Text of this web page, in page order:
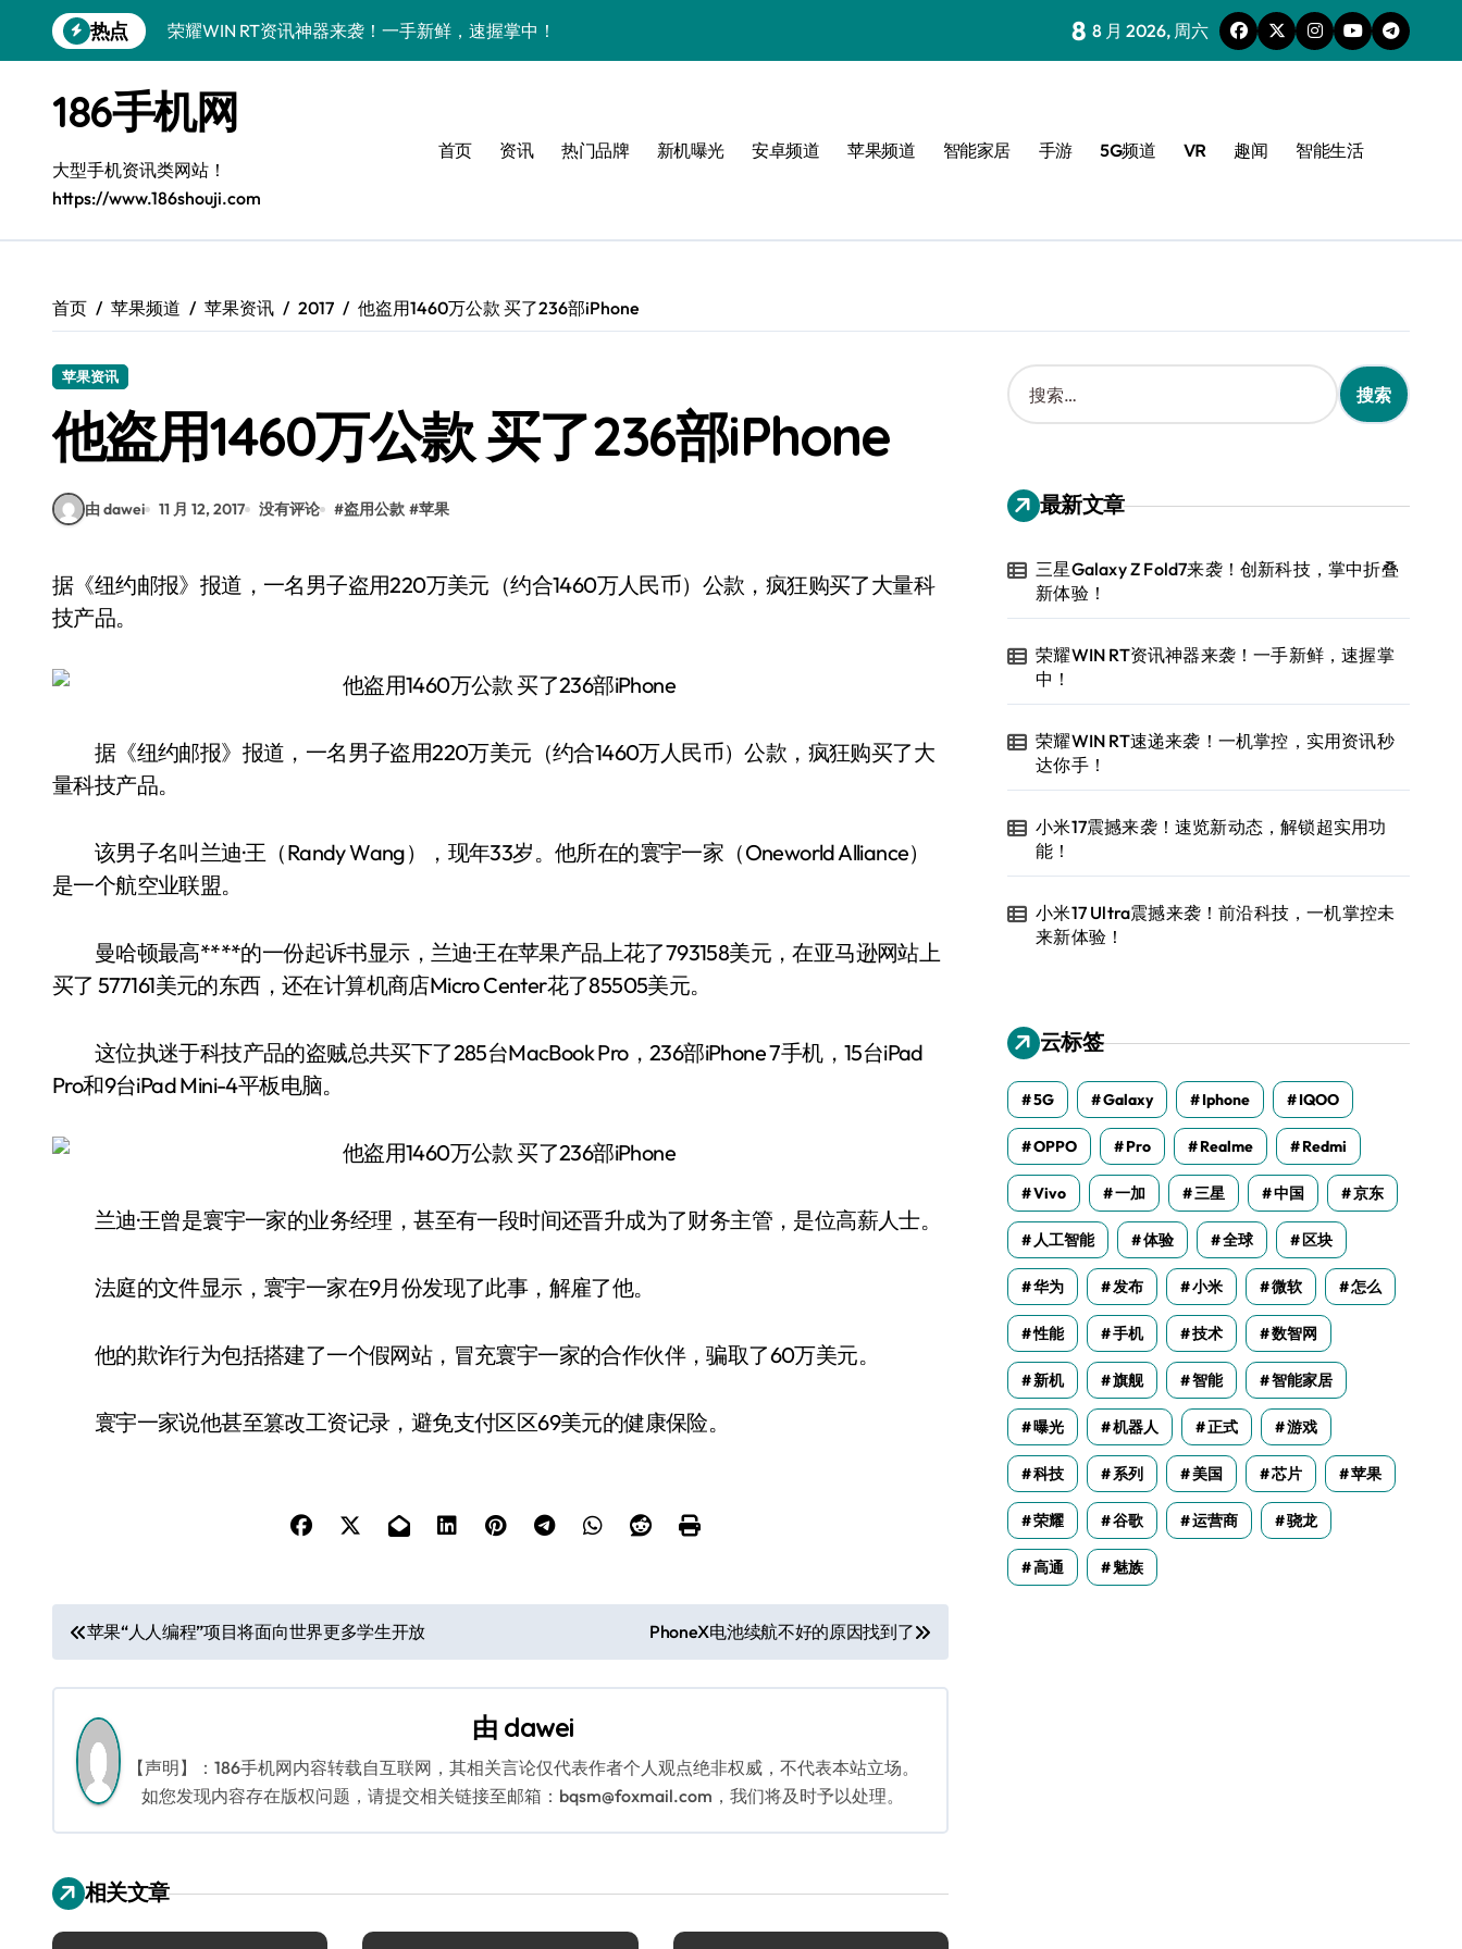
到
热点
荣耀WIN RT资讯神器来袭！一手新鲜，速握掌中！
小米17震撼来袭！速览新动态，解锁超实用功能！
小米17 Ultra震撼来袭！前沿科技，一机掌控未来新体验！
OPPO Find X9震撼来袭！抢先揭秘新机资讯与超实用功能
荣耀Magic8 RSR深度揭秘：新功能酷炫，优惠多，速看评测！
荣耀Magic V6抢先揭秘！大屏视界，管家功能助您智慧生活！
三星Galaxy Z Fold7来袭！创新科技，掌中折叠新体验！
8 8 月 2026, 周六
186手机网
大型手机资讯类网站！
https://www.186shouji.com
首页 资讯 热门品牌 新机曝光 安卓频道 苹果频道 智能家居 手游 5G频道 VR 趣闻 智能生活
首页 苹果频道 苹果资讯 2017 他盗用1460万公款 买了236部iPhone
苹果资讯
他盗用1460万公款 买了236部iPhone
由 dawei 11 月 12, 2017 没有评论 #盗用公款 #苹果
据《纽约邮报》报道，一名男子盗用220万美元（约合1460万人民币）公款，疯狂购买了大量科
技产品。
据《纽约邮报》报道，一名男子盗用220万美元（约合1460万人民币）公款，疯狂购买了大
量科技产品。
该男子名叫兰迪·王（Randy Wang），现年33岁。他所在的寰宇一家（Oneworld Alliance）
是一个航空业联盟。
曼哈顿最高****的一份起诉书显示，兰迪·王在苹果产品上花了793158美元，在亚马逊网站上
买了 577161美元的东西，还在计算机商店Micro Center花了85505美元。
这位执迷于科技产品的盗贼总共买下了285台MacBook Pro，236部iPhone 7手机，15台iPad
Pro和9台iPad Mini-4平板电脑。
兰迪·王曾是寰宇一家的业务经理，甚至有一段时间还晋升成为了财务主管，是位高薪人士。
法庭的文件显示，寰宇一家在9月份发现了此事，解雇了他。
他的欺诈行为包括搭建了一个假网站，冒充寰宇一家的合作伙伴，骗取了60万美元。
寰宇一家说他甚至篡改工资记录，避免支付区区69美元的健康保险。
文
章
导
航
苹果“人人编程”项目将面向世界更多学生开放 PhoneX电池续航不好的原因找到了
由 dawei
【声明】：186手机网内容转载自互联网，其相关言论仅代表作者个人观点绝非权威，不代表本站立场。
如您发现内容存在版权问题，请提交相关链接至邮箱：bqsm@foxmail.com，我们将及时予以处理。
相关文章
搜
索
：
最新文章
三星Galaxy Z Fold7来袭！创新科技，掌中折叠
新体验！
荣耀WIN RT资讯神器来袭！一手新鲜，速握掌
中！
荣耀WIN RT速递来袭！一机掌控，实用资讯秒
达你手！
小米17震撼来袭！速览新动态，解锁超实用功
能！
小米17 Ultra震撼来袭！前沿科技，一机掌控未
来新体验！
云标签
5G Galaxy Iphone IQOO
OPPO Pro Realme Redmi
Vivo 一加 三星 中国 京东
人工智能 体验 全球 区块
华为 发布 小米 微软 怎么
性能 手机 技术 数智网
新机 旗舰 智能 智能家居
曝光 机器人 正式 游戏
科技 系列 美国 芯片 苹果
荣耀 谷歌 运营商 骁龙
高通 魅族